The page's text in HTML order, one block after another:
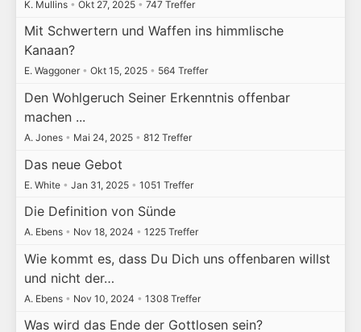
K. Mullins • Okt 27, 2025 • 747 Treffer
Mit Schwertern und Waffen ins himmlische
Kanaan?
E. Waggoner • Okt 15, 2025 • 564 Treffer
Den Wohlgeruch Seiner Erkenntnis offenbar
machen ...
A. Jones • Mai 24, 2025 • 812 Treffer
Das neue Gebot
E. White • Jan 31, 2025 • 1051 Treffer
Die Definition von Sünde
A. Ebens • Nov 18, 2024 • 1225 Treffer
Wie kommt es, dass Du Dich uns offenbaren willst
und nicht der…
A. Ebens • Nov 10, 2024 • 1308 Treffer
Was wird das Ende der Gottlosen sein?